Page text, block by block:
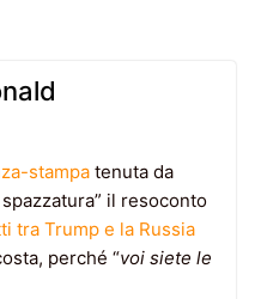
stampa tenuta da
il resoconto
tra Trump e la Russia
perché “voi siete le